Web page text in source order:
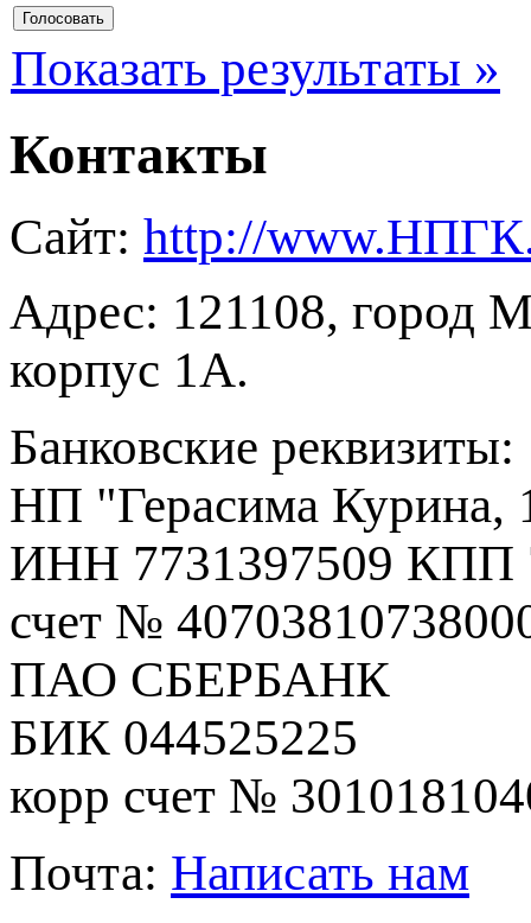
Показать результаты »
Контакты
Сайт: http://
Адрес: 121108, город
корпус 1А.
Банковские реквизиты:
НП "Герасима Курина,
ИНН 7731397509 КПП
счет №
ПАО СБЕРБАНК
БИК 044525225
корр счет №
Почта: Написать нам